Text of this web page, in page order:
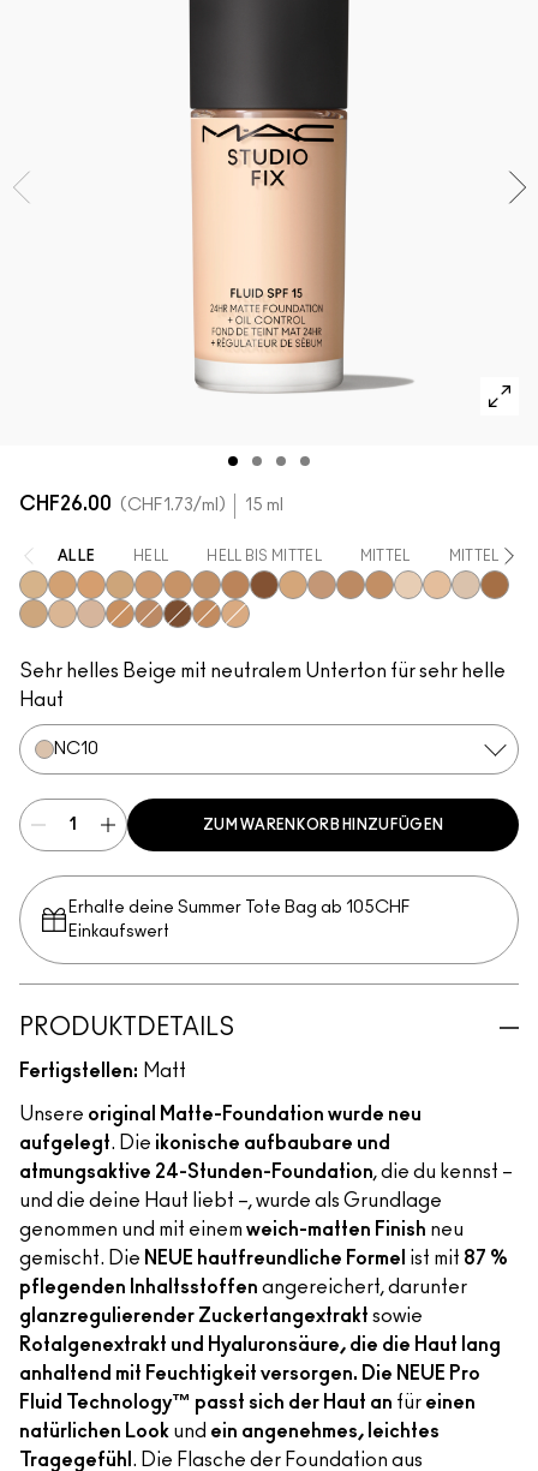
CHF26.00 CHF1.73/ml 15 ml
ALLE HELL HELL BIS MITTEL MITTEL MITTEL BIS
NC15NC20NC25NC30NC35NC37NC40NC45NC50
Sehr helles Beige mit neutralem Unterton für sehr helle
Haut
NC10
ZUM WARENKORB HINZUFÜGEN
Erhalte deine Summer Tote Bag ab 105CHF
Einkaufswert​
PRODUKTDETAILS
Fertigstellen: Matt
Unsere original Matte-Foundation wurde neu
aufgelegt. Die ikonische aufbaubare und
atmungsaktive 24-Stunden-Foundation, die du kennst –
und die deine Haut liebt –, wurde als Grundlage
genommen und mit einem weich-matten Finish neu
gemischt. Die NEUE hautfreundliche Formel ist mit 87 %
pflegenden Inhaltsstoffen angereichert, darunter
glanzregulierender Zuckertangextrakt sowie
Rotalgenextrakt und Hyaluronsäure, die die Haut lang
anhaltend mit Feuchtigkeit versorgen. Die NEUE Pro
Fluid Technology™ passt sich der Haut an für einen
natürlichen Look und ein angenehmes, leichtes
Tragegefühl . Die Flasche der Foundation aus